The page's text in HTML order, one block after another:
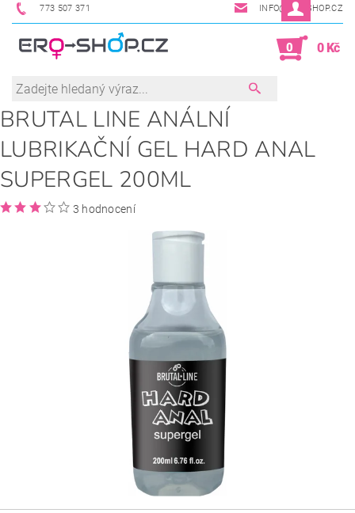
773 507 371 INFO@ERO-SHOP.CZ
0 0 Kč
BRUTAL LINE ANÁLNÍ
LUBRIKAČNÍ GEL HARD ANAL
SUPERGEL 200ML
3 hodnocení